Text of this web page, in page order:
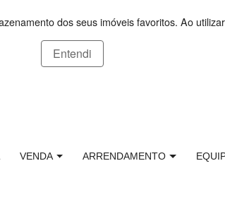
dos seus imóveis favoritos. Ao
Entendi
VENDA ARRENDAMENTO